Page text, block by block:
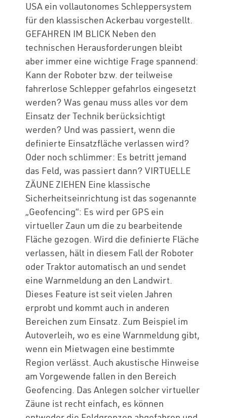
USA ein vollautonomes Schleppersystem
für den klassischen Ackerbau vorgestellt.
GEFAHREN IM BLICK Neben den
technischen Herausforderungen bleibt
aber immer eine wichtige Frage spannend:
Kann der Roboter bzw. der teilweise
fahrerlose Schlepper gefahrlos eingesetzt
werden? Was genau muss alles vor dem
Einsatz der Technik berücksichtigt
werden? Und was passiert, wenn die
definierte Einsatzfläche verlassen wird?
Oder noch schlimmer: Es betritt jemand
das Feld, was passiert dann? VIRTUELLE
ZÄUNE ZIEHEN Eine klassische
Sicherheitseinrichtung ist das sogenannte
„Geofencing“: Es wird per GPS ein
virtueller Zaun um die zu bearbeitende
Fläche gezogen. Wird die definierte Fläche
verlassen, hält in diesem Fall der Roboter
oder Traktor automatisch an und sendet
eine Warnmeldung an den Landwirt.
Dieses Feature ist seit vielen Jahren
erprobt und kommt auch in anderen
Bereichen zum Einsatz. Zum Beispiel im
Autoverleih, wo es eine Warnmeldung gibt,
wenn ein Mietwagen eine bestimmte
Region verlässt. Auch akustische Hinweise
am Vorgewende fallen in den Bereich
Geofencing. Das Anlegen solcher virtueller
Zäune ist recht einfach, es können